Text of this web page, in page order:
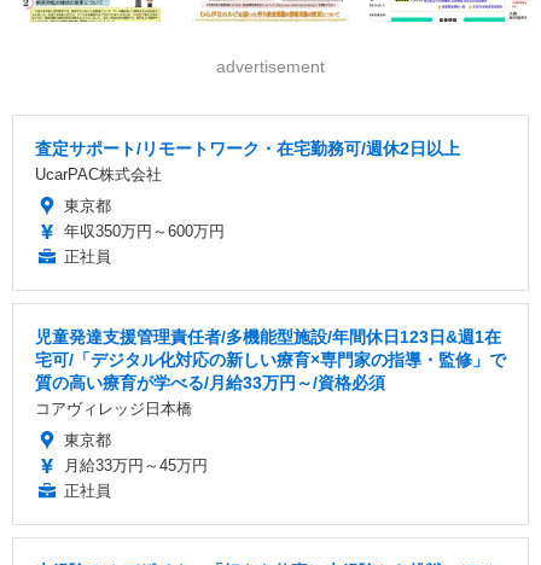
advertisement
査定サポート/リモートワーク・在宅勤務可/週休2日以上
UcarPAC株式会社
東京都
年収350万円～600万円
正社員
児童発達支援管理責任者/多機能型施設/年間休日123日&週1在
宅可/「デジタル化対応の新しい療育×専門家の指導・監修」で
質の高い療育が学べる/月給33万円～/資格必須
コアヴィレッジ日本橋
東京都
月給33万円～45万円
正社員